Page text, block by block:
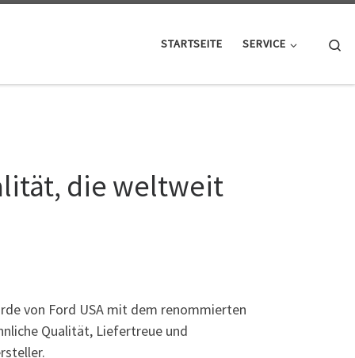
STARTSEITE SERVICE
die weltweit
von Ford USA mit dem renommierten
Qualität, Liefertreue und